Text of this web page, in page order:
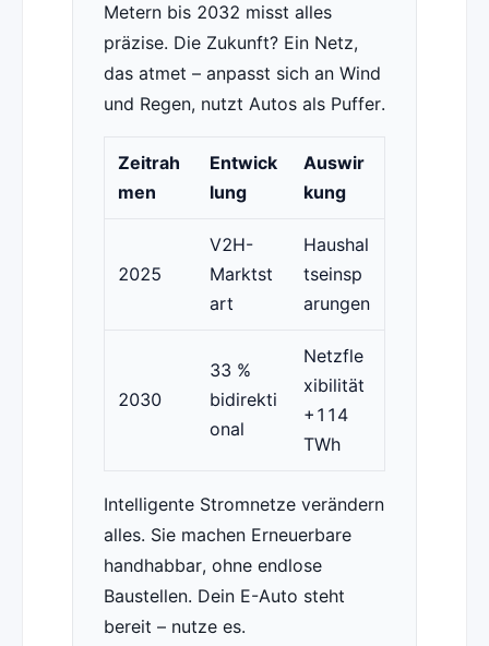
Metern bis 2032 misst alles
präzise. Die Zukunft? Ein Netz,
das atmet – anpasst sich an Wind
und Regen, nutzt Autos als Puffer.
Zeitrah
men
Entwick
lung
Auswir
kung
2025
V2H-
Marktst
art
Haushal
tseinsp
arungen
2030
33 %
bidirekti
onal
Netzfle
xibilität
+114
TWh
Intelligente Stromnetze verändern
alles. Sie machen Erneuerbare
handhabbar, ohne endlose
Baustellen. Dein E-Auto steht
bereit – nutze es.